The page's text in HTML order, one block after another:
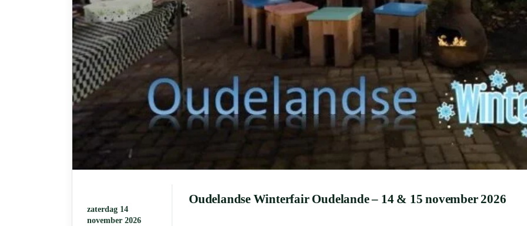
zaterdag 14
november 2026
Oudelandse Winterfair Oudelande – 14 & 15 november 2026